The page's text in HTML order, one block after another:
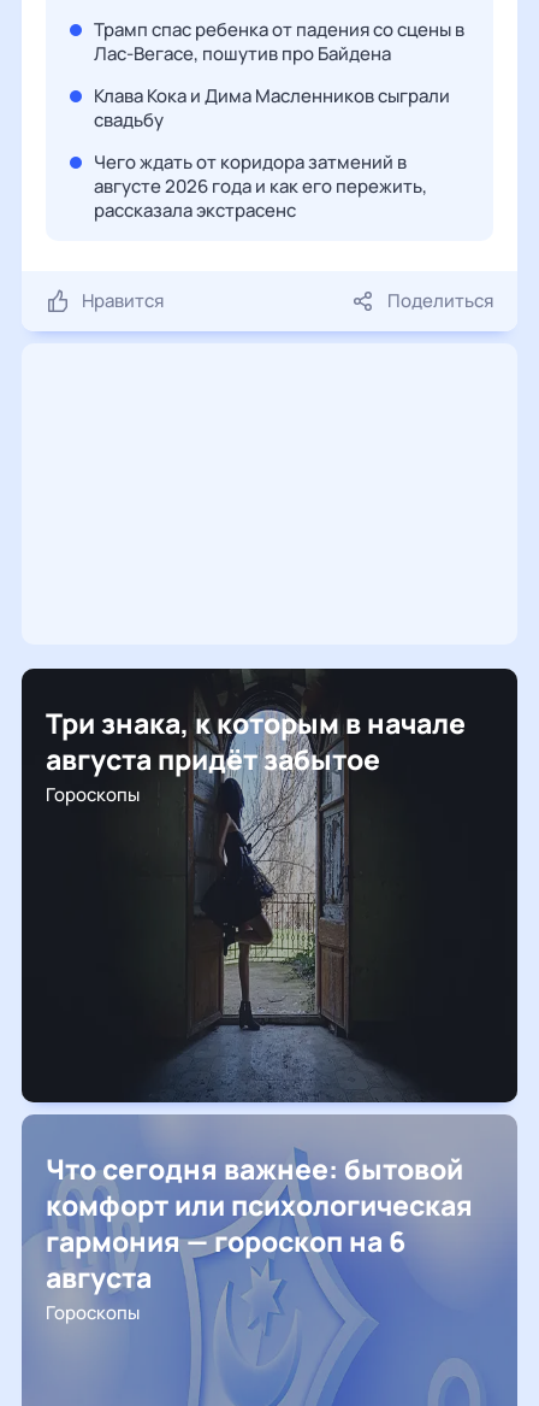
Трамп спас ребенка от падения со сцены в
Лас-Вегасе, пошутив про Байдена
Клава Кока и Дима Масленников сыграли
свадьбу
Чего ждать от коридора затмений в
августе 2026 года и как его пережить,
рассказала экстрасенс
Нравится Поделиться
Три знака, к которым в начале
августа придёт забытое
Гороскопы
Что сегодня важнее: бытовой
комфорт или психологическая
гармония — гороскоп на 6
августа
Гороскопы